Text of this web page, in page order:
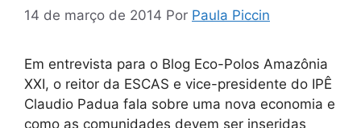
14 de março de 2014 Por Paula Piccin
Em entrevista para o Blog Eco-Polos Amazônia
XXI, o reitor da ESCAS e vice-presidente do IPÊ
Claudio Padua fala sobre uma nova economia e
como as comunidades devem ser inseridas